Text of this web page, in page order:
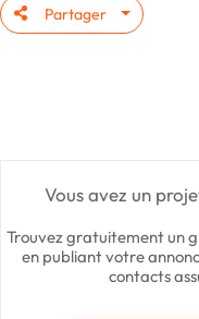
Partager
Vous avez un
Trouvez gratuitement un
en publiant votre
contacts